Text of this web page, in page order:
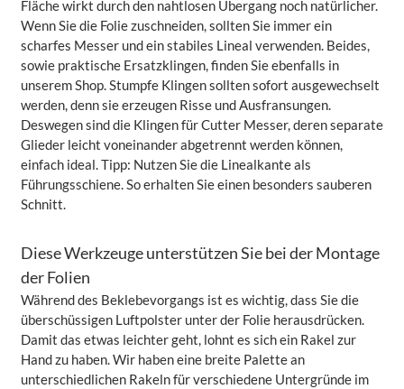
Fläche wirkt durch den nahtlosen Übergang noch natürlicher.
Wenn Sie die Folie zuschneiden, sollten Sie immer ein
scharfes Messer und ein stabiles Lineal verwenden. Beides,
sowie praktische Ersatzklingen, finden Sie ebenfalls in
unserem Shop. Stumpfe Klingen sollten sofort ausgewechselt
werden, denn sie erzeugen Risse und Ausfransungen.
Deswegen sind die Klingen für Cutter Messer, deren separate
Glieder leicht voneinander abgetrennt werden können,
einfach ideal. Tipp: Nutzen Sie die Linealkante als
Führungsschiene. So erhalten Sie einen besonders sauberen
Schnitt.
Diese Werkzeuge unterstützen Sie bei der Montage
der Folien
Während des Beklebevorgangs ist es wichtig, dass Sie die
überschüssigen Luftpolster unter der Folie herausdrücken.
Damit das etwas leichter geht, lohnt es sich ein Rakel zur
Hand zu haben. Wir haben eine breite Palette an
unterschiedlichen Rakeln für verschiedene Untergründe im